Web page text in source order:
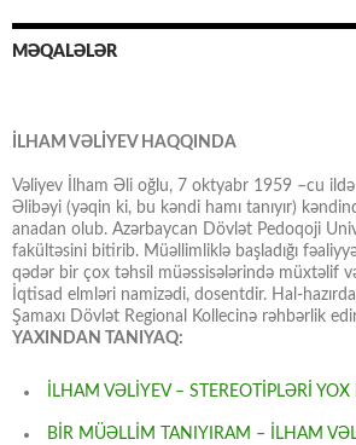
MƏQALƏLƏR
İLHAM VƏLİYEV HAQQINDA
Vəliyev İlham Əli oğlu, 7 oktyabr 1959 –cu
Əlibəyi (yəqin ki, bu kəndi hamı tanıyır)
anadan olub. Azərbaycan Dövlət Pedoqoji
fakültəsini bitirib. Müəllimliklə başladığı
qədər bir çox təhsil müəssisələrində müxtəlif
İqtisad elmləri namizədi, dosentdir. Hal-
Şamaxı Dövlət Regional Kollecinə rəhbərlik
YAXINDAN TANIYAQ:
İLHAM VƏLİYEV – STEREOTİPLƏRİ
BİR MÜƏLLİM TANIYIRAM – İLHAM